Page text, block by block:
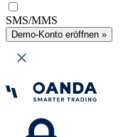
SMS/MMS
Demo-Konto eröffnen »